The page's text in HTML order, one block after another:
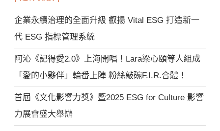
企業永續治理的全面升級 叡揚 Vital ESG 打造新一
代 ESG 指標管理系統
阿沁《記得愛2.0》上海開唱！Lara梁心頤等人組成
「愛的小夥伴」輪番上陣 粉絲敲碗F.I.R.合體！
首屆《文化影響力獎》暨2025 ESG for Culture 影響
力展會盛大舉辦